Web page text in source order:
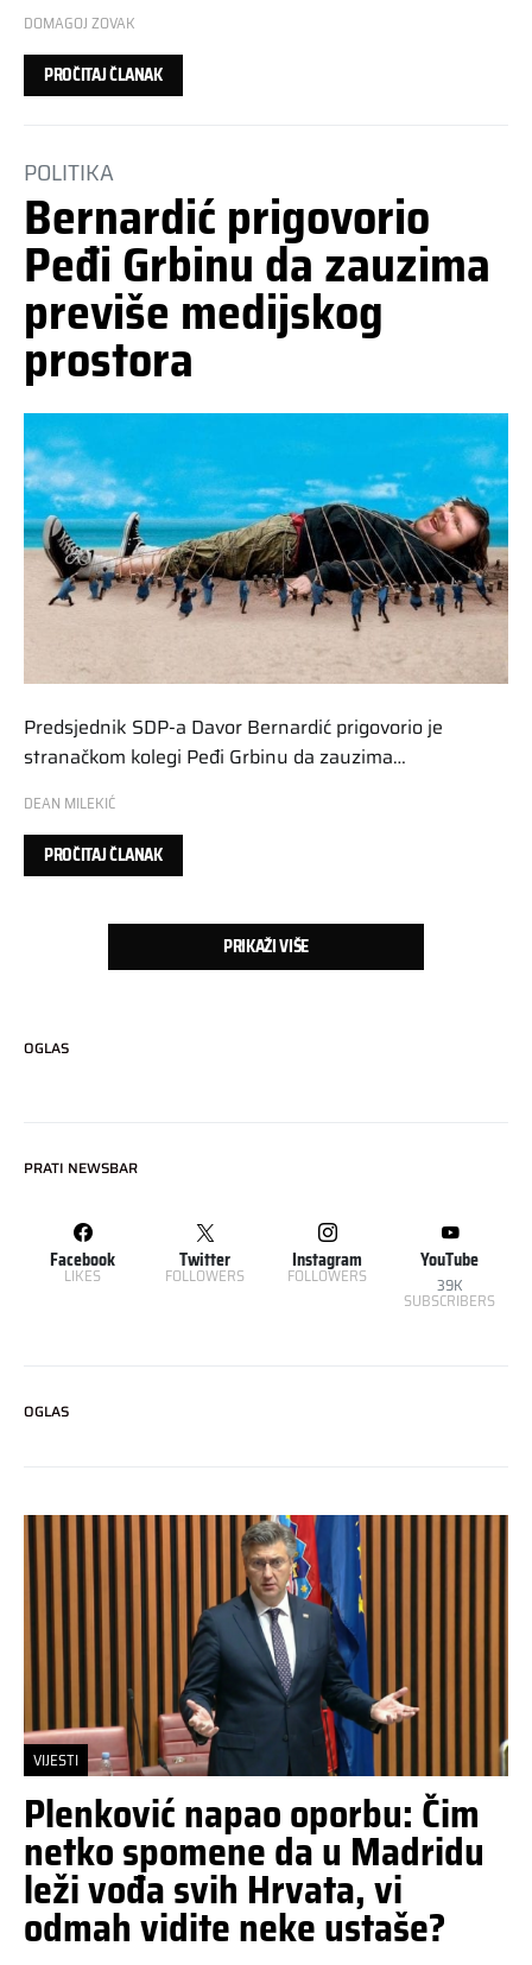
DOMAGOJ ZOVAK
PROČITAJ ČLANAK
POLITIKA
Bernardić prigovorio
Peđi Grbinu da zauzima
previše medijskog
prostora
Predsjednik SDP-a Davor Bernardić prigovorio je
stranačkom kolegi Peđi Grbinu da zauzima…
DEAN MILEKIĆ
PROČITAJ ČLANAK
PRIKAŽI VIŠE
OGLAS
PRATI NEWSBAR
Facebook
LIKES
Twitter
FOLLOWERS
Instagram
FOLLOWERS
YouTube
39K
SUBSCRIBERS
OGLAS
VIJESTI
Plenković napao oporbu: Čim
netko spomene da u Madridu
leži vođa svih Hrvata, vi
odmah vidite neke ustaše?